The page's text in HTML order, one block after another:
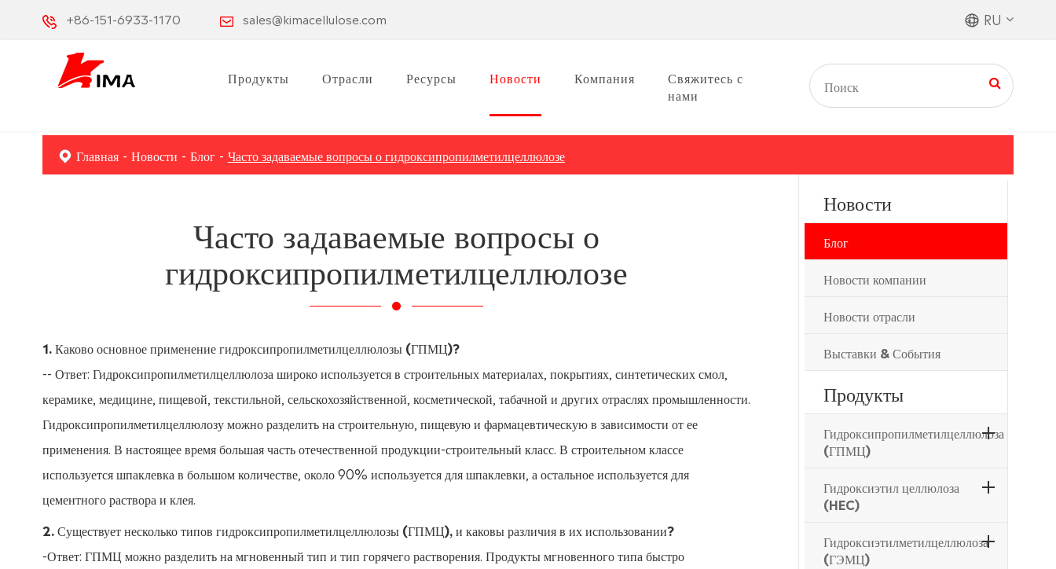
+86-151-6933-1170 sales@kimacellulose.com RU
Продукты Отрасли Ресурсы Новости Компания
Свяжитесь с
нами
Главная Новости Блог Часто задаваемые вопросы о гидроксипропилметилцеллюлозе
Часто задаваемые вопросы о
гидроксипропилметилцеллюлозе
1. Каково основное применение гидроксипропилметилцеллюлозы (ГПМЦ)?
-- Ответ: Гидроксипропилметилцеллюлоза широко используется в строительных материалах, покрытиях, синтетических смол,
керамике, медицине, пищевой, текстильной, сельскохозяйственной, косметической, табачной и других отраслях промышленности.
Гидроксипропилметилцеллюлозу можно разделить на строительную, пищевую и фармацевтическую в зависимости от ее
применения. В настоящее время большая часть отечественной продукции-строительный класс. В строительном классе
используется шпаклевка в большом количестве, около 90% используется для шпаклевки, а остальное используется для
цементного раствора и клея.
2. Существует несколько типов гидроксипропилметилцеллюлозы (ГПМЦ), и каковы различия в их использовании?
-Ответ: ГПМЦ можно разделить на мгновенный тип и тип горячего растворения. Продукты мгновенного типа быстро
Новости
Блог
Новости компании
Новости отрасли
Выставки & События
Продукты
Гидроксипропилметилцеллюлоза
(ГПМЦ)
Гидроксиэтил целлюлоза
(HEC)
Гидроксиэтилметилцеллюлоза
(ГЭМЦ)